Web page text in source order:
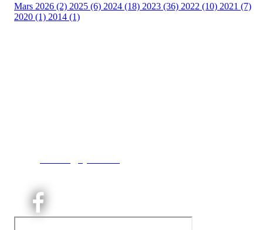
Mars 2026 (2) 2025 (6) 2024 (18) 2023 (36) 2022 (10) 2021 (7)
2020 (1) 2014 (1)